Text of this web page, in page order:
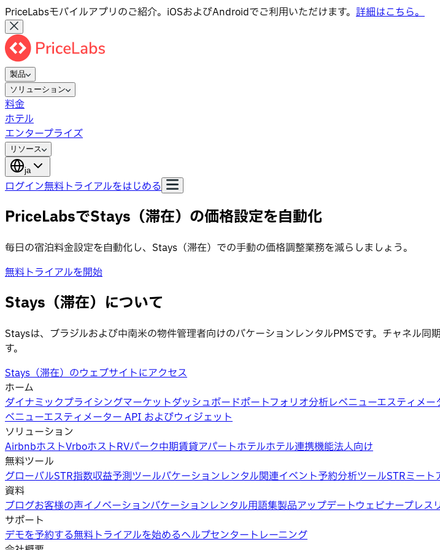
PriceLabsモバイルアプリのご紹介。iOSおよびAndroidでご利用いただけます。 詳細はこちら。
製品
ソリューション
料金
ホテル
エンタープライズ
リソース
ja
ログイン無料トライアルをはじめる
PriceLabsでStays（滞在）の価格設定を自動化
毎日の宿泊料金設定を自動化し、Stays（滞在）での手動の価格調整業務を減らしましょう。
無料トライアルを開始
Stays（滞在）について
Staysは、ブラジルおよび中南米の物件管理者向けのバケーションレンタルPMSです。チャネル
す。
Stays（滞在）のウェブサイトにアクセス
ホーム
ダイナミックプライシングマーケットダッシュボードポートフォリオ分析レベニューエスティメー
ベニューエスティメーター API およびウィジェット
ソリューション
AirbnbホストVrboホストRVパーク中期賃貸アパートホテルホテル連携機能法人向け
無料ツール
グローバルSTR指数収益予測ツールバケーションレンタル関連イベント予約分析ツールSTRミート
資料
ブログお客様の声イノベーションバケーションレンタル用語集製品アップデートウェビナープレス
サポート
デモを予約する無料トライアルを始めるヘルプセンター トレーニング